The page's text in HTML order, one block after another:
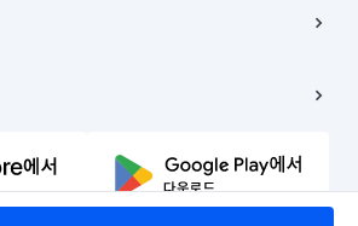
한 의무와 책임은 거래당사자에게 있습니다.
Inc. All Rights Reserved.